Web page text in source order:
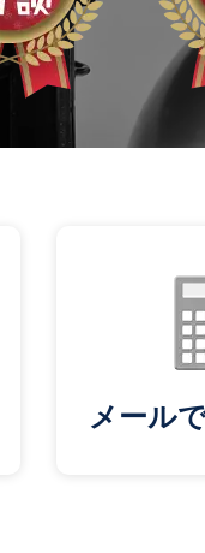
メール